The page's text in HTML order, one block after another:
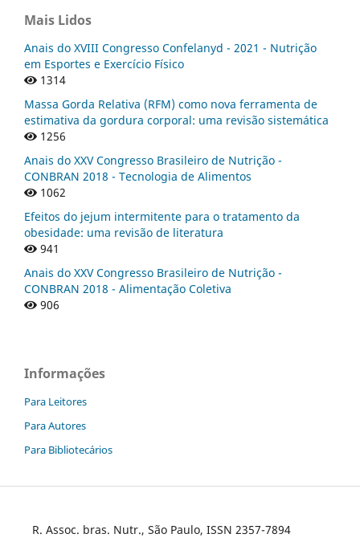
Mais Lidos
Anais do XVIII Congresso Confelanyd - 2021 - Nutrição
em Esportes e Exercício Físico
1314
Massa Gorda Relativa (RFM) como nova ferramenta de
estimativa da gordura corporal: uma revisão sistemática
1256
Anais do XXV Congresso Brasileiro de Nutrição -
CONBRAN 2018 - Tecnologia de Alimentos
1062
Efeitos do jejum intermitente para o tratamento da
obesidade: uma revisão de literatura
941
Anais do XXV Congresso Brasileiro de Nutrição -
CONBRAN 2018 - Alimentação Coletiva
906
Informações
Para Leitores
Para Autores
Para Bibliotecários
R. Assoc. bras. Nutr., São Paulo, ISSN 2357-7894